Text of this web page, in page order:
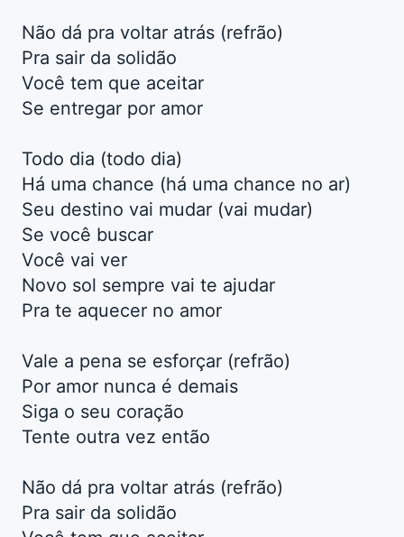
Não dá pra voltar atrás (refrão)
Pra sair da solidão
Você tem que aceitar
Se entregar por amor
Todo dia (todo dia)
Há uma chance (há uma chance no ar)
Seu destino vai mudar (vai mudar)
Se você buscar
Você vai ver
Novo sol sempre vai te ajudar
Pra te aquecer no amor
Vale a pena se esforçar (refrão)
Por amor nunca é demais
Siga o seu coração
Tente outra vez então
Não dá pra voltar atrás (refrão)
Pra sair da solidão